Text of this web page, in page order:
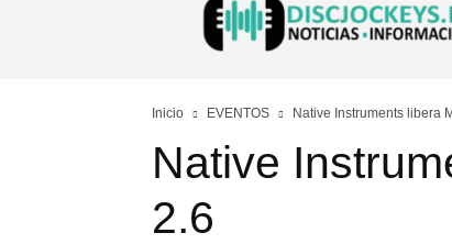
Noticias
e
información
Inicio EVENTOS Native Instruments libera
Native
2.6